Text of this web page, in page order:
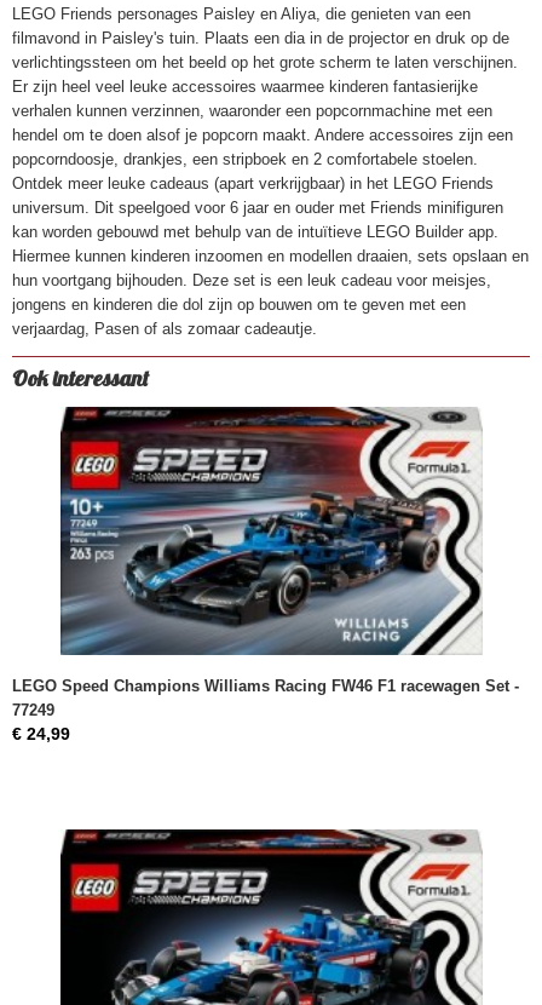
LEGO Friends personages Paisley en Aliya, die genieten van een
filmavond in Paisley's tuin. Plaats een dia in de projector en druk op de
verlichtingssteen om het beeld op het grote scherm te laten verschijnen.
Er zijn heel veel leuke accessoires waarmee kinderen fantasierijke
verhalen kunnen verzinnen, waaronder een popcornmachine met een
hendel om te doen alsof je popcorn maakt. Andere accessoires zijn een
popcorndoosje, drankjes, een stripboek en 2 comfortabele stoelen.
Ontdek meer leuke cadeaus (apart verkrijgbaar) in het LEGO Friends
universum. Dit speelgoed voor 6 jaar en ouder met Friends minifiguren
kan worden gebouwd met behulp van de intuïtieve LEGO Builder app.
Hiermee kunnen kinderen inzoomen en modellen draaien, sets opslaan en
hun voortgang bijhouden. Deze set is een leuk cadeau voor meisjes,
jongens en kinderen die dol zijn op bouwen om te geven met een
verjaardag, Pasen of als zomaar cadeautje.
Ook interessant
LEGO Speed Champions Williams Racing FW46 F1 racewagen Set -
77249
€ 24,99